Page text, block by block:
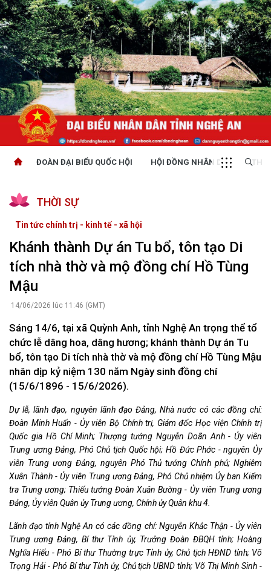
ĐOÀN ĐẠI BIỂU QUỐC HỘI HỘI ĐỒNG NHÂN DÂN
THỜI SỰ
Tin tức chính trị - kinh tế - xã hội
Khánh thành Dự án Tu bổ, tôn tạo Di
tích nhà thờ và mộ đồng chí Hồ Tùng
Mậu
14/06/2026 lúc 11:46 (GMT)
Sáng 14/6, tại xã Quỳnh Anh, tỉnh Nghệ An trọng thể tổ
chức lễ dâng hoa, dâng hương; khánh thành Dự án Tu
bổ, tôn tạo Di tích nhà thờ và mộ đồng chí Hồ Tùng Mậu
nhân dịp kỷ niệm 130 năm Ngày sinh đồng chí
(15/6/1896 - 15/6/2026).
Dự lễ, lãnh đạo, nguyên lãnh đạo Đảng, Nhà nước có các đồng chí:
Đoàn Minh Huấn - Ủy viên Bộ Chính trị, Giám đốc Học viện Chính trị
Quốc gia Hồ Chí Minh; Thượng tướng Nguyễn Doãn Anh - Ủy viên
Trung ương Đảng, Phó Chủ tịch Quốc hội; Hồ Đức Phớc - nguyên Ủy
viên Trung ương Đảng, nguyên Phó Thủ tướng Chính phủ; Nghiêm
Xuân Thành - Ủy viên Trung ương Đảng, Phó Chủ nhiệm Ủy ban Kiểm
tra Trung ương; Thiếu tướng Đoàn Xuân Bường - Ủy viên Trung ương
Đảng, Ủy viên Quân ủy Trung ương, Chính ủy Quân khu 4.
Lãnh đạo tỉnh Nghệ An có các đồng chí: Nguyễn Khắc Thận - Ủy viên
Trung ương Đảng, Bí thư Tỉnh ủy, Trưởng Đoàn ĐBQH tỉnh; Hoàng
Nghĩa Hiếu - Phó Bí thư Thường trực Tỉnh ủy, Chủ tịch HĐND tỉnh; Võ
Trọng Hải - Phó Bí thư Tỉnh ủy, Chủ tịch UBND tỉnh; Võ Thị Minh Sinh -